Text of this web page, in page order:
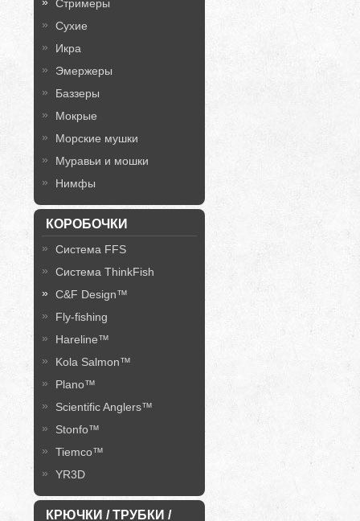
Стримеры
Сухие
Икра
Эмержеры
Баззеры
Мокрые
Морские мушки
Муравьи и мошки
Нимфы
КОРОБОЧКИ
Система FFS
Система ThinkFish
C&F Design™
Fly-fishing
Hareline™
Kola Salmon™
Plano™
Scientific Anglers™
Stonfo™
Tiemco™
YR3D
КРЮЧКИ / ТРУБКИ /